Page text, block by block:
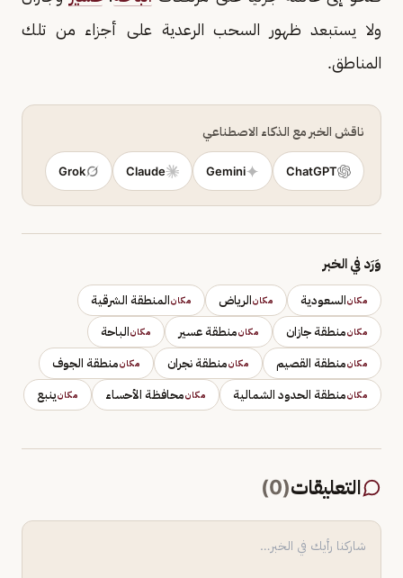
ولا يستبعد ظهور السحب الرعدية على أجزاء من تلك
المناطق.
ناقش الخبر مع الذكاء الاصطناعي
ChatGPT
Gemini
Claude
Grok
وَرَد في الخبر
مكانالسعودية مكانالرياض مكانالمنطقة الشرقية
مكانمنطقة جازان مكانمنطقة عسير مكانالباحة
مكانمنطقة القصيم مكانمنطقة نجران مكانمنطقة الجوف
مكانمنطقة الحدود الشمالية مكانمحافظة الأحساء مكانينبع
التعليقات(
0
)